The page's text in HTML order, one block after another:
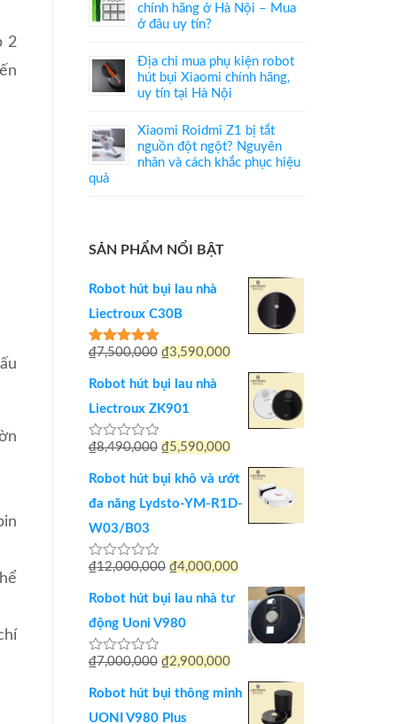
2
chính hãng ở Hà Nội – Mua
ở đâu uy tín?
Địa chỉ mua phụ kiện robot
hút bụi Xiaomi chính hãng,
uy tín tại Hà Nội
Xiaomi Roidmi Z1 bị tắt
nguồn đột ngột? Nguyên
nhân và cách khắc phục hiệu
quả
SẢN PHẨM NỔI BẬT
Robot hút bụi lau nhà
Liectroux C30B
Được xếp
5 sao
₫7,500,000 Giá
gốc
là:
₫3,590,000Giá
hiện
₫3,590,000.
Robot hút bụi lau nhà
Liectroux ZK901
Được
hạng
5
₫8,490,000 Giá
gốc
là:
₫5,590,000Giá
hiện
tại
Robot hút bụi khô và ướt
đa năng Lydsto-YM-R1D-
W03/B03
Được
hạng
5
sao
₫12,000,000 Giá
gốc
là:
₫12,000,000.
₫4,000,000Giá
hiện
tại
là:
Robot hút bụi lau nhà tư
động Uoni V980
Được
hạng
5
₫7,000,000 Giá
gốc
là:
₫2,900,000Giá
hiện
Robot hút bụi thông minh
UONI V980 Plus